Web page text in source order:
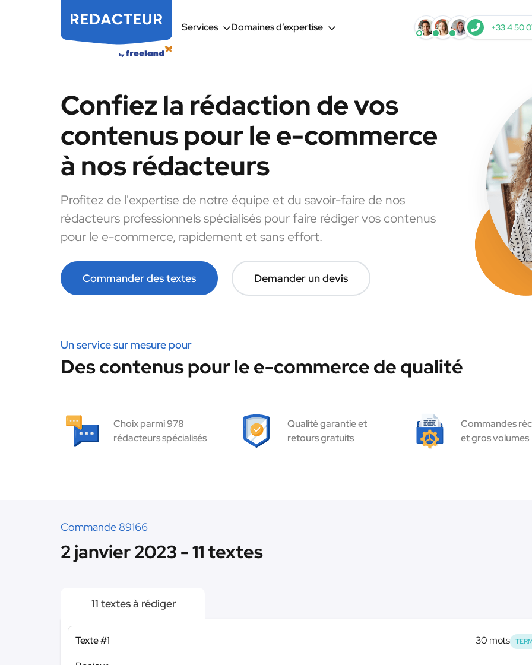
Services Domaines d’expertise +33 4 50
Confiez la rédaction de vos
contenus pour le e-commerce
à nos rédacteurs
Profitez de l'expertise de notre équipe et du savoir-faire de nos
rédacteurs professionnels spécialisés pour faire rédiger vos contenus
pour le e-commerce, rapidement et sans effort.
Commander des textes Demander un devis
Un service sur mesure pour
Des contenus pour le e-commerce de qualité
Choix parmi 978
rédacteurs spécialisés
Qualité garantie et
retours gratuits
Commandes
et gros volumes
Commande 89166
2 janvier 2023 - 11 textes
11 textes à rédiger
Texte #1 30 mots